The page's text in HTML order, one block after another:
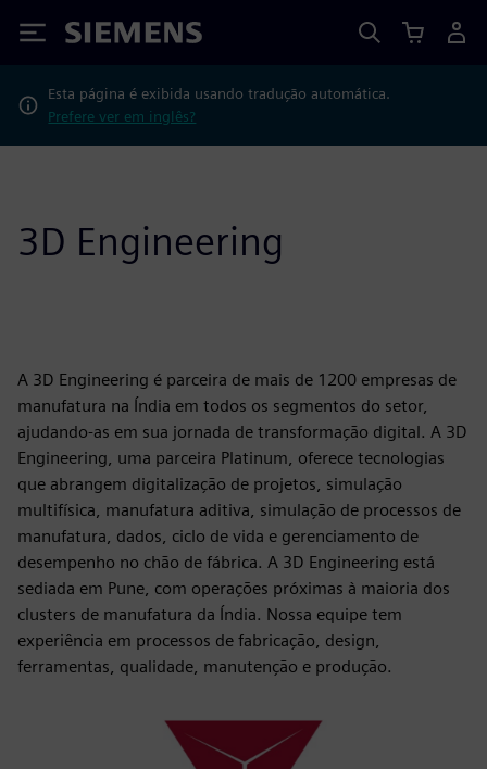
Siemens
Esta página é exibida usando tradução automática.
Prefere ver em inglês?
3D Engineering
A 3D Engineering é parceira de mais de 1200 empresas de
manufatura na Índia em todos os segmentos do setor,
ajudando-as em sua jornada de transformação digital. A 3D
Engineering, uma parceira Platinum, oferece tecnologias
que abrangem digitalização de projetos, simulação
multifísica, manufatura aditiva, simulação de processos de
manufatura, dados, ciclo de vida e gerenciamento de
desempenho no chão de fábrica. A 3D Engineering está
sediada em Pune, com operações próximas à maioria dos
clusters de manufatura da Índia. Nossa equipe tem
experiência em processos de fabricação, design,
ferramentas, qualidade, manutenção e produção.